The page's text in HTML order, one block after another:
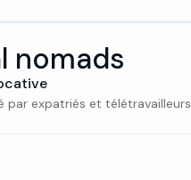
nomads
par expatriés et télétravailleurs